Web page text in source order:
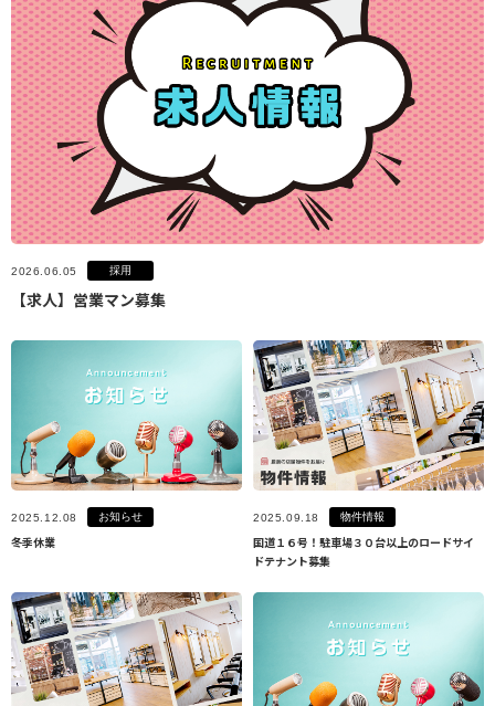
2026.06.05 採用
【求人】営業マン募集
2025.12.08 お知らせ
冬季休業
2025.09.18 物件情報
国道１６号！駐車場３０台以上のロードサイ
ドテナント募集